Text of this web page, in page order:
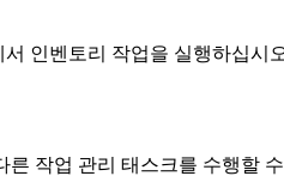
인벤토리 작업을 실행하십시
작업 관리 태스크를 수행할